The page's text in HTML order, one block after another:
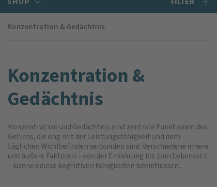
Konzentration & Gedächtnis
Konzentration &
Gedächtnis
Konzentration und Gedächtnis sind zentrale Funktionen des
Gehirns, die eng mit der Leistungsfähigkeit und dem
täglichen Wohlbefinden verbunden sind. Verschiedene innere
und äußere Faktoren – von der Ernährung bis zum Lebensstil
– können diese kognitiven Fähigkeiten beeinflussen.